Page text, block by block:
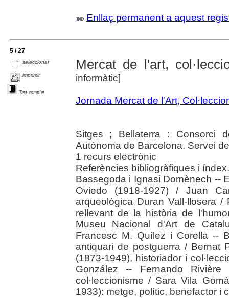
Enllaç permanent a aquest
5 / 27
seleccionar
imprimir
Text complet
Mercat de l'art,
informàtic]
Jornada Mercat de l'Art,
Sitges ; Bellaterra : Consorci
Autònoma de Barcelona. Servei
1 recurs electrònic
Referències bibliogràfiques i
Bassegoda i Ignasi Domènech --
Oviedo (1918-1927) / Juan
arqueològica Duran Vall-llosera
rellevant de la història de
Museu Nacional d'Art de
Francesc M. Quílez i Corella --
antiquari de postguerra / Bernat
(1873-1949), historiador i
González -- Fernando
col·leccionisme / Sara Vila
1933): metge, polític, benefactor i